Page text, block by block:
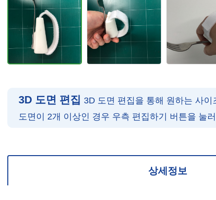
3D 도면 편집 3D 도면 편집을 통해 원하는 사
도면이 2개 이상인 경우 우측 편집하기 버튼을 눌
위치 이동: 우측 드래그
도면을 처음 위치로 되돌리고 싶은 경우 상단의 “스케일 조정“ 버튼을 눌러
상세정보